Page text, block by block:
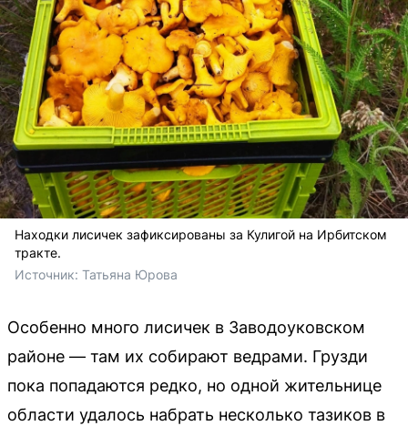
Находки лисичек зафиксированы за Кулигой на Ирбитском
тракте.
Источник: Татьяна Юрова
Особенно много лисичек в Заводоуковском
районе — там их собирают ведрами. Грузди
пока попадаются редко, но одной жительнице
области удалось набрать несколько тазиков в